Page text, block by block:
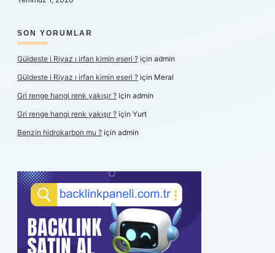
SON YORUMLAR
Güldeste i Riyaz ı irfan kimin eseri ? için admin
Güldeste i Riyaz ı irfan kimin eseri ? için Meral
Gri renge hangi renk yakışır ? için admin
Gri renge hangi renk yakışır ? için Yurt
Benzin hidrokarbon mu ? için admin